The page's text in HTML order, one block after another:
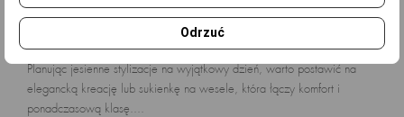
Jesień w eleganckim wydaniu - moda weselna dla
Planując jesienne stylizacje na wyjątkowy dzień, warto postawić na
elegancką kreację lub sukienkę na wesele, która łączy komfort i
ponadczasową klasę....
Odrzuć